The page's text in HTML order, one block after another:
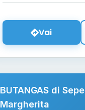
Vai
BUTANGAS di Sepe
Margherita